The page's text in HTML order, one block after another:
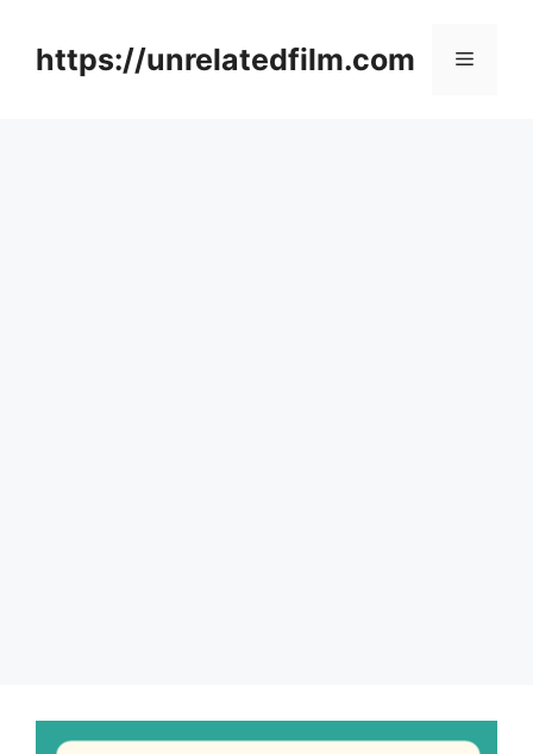
contenthttps://unrelatedfilm.com Menu